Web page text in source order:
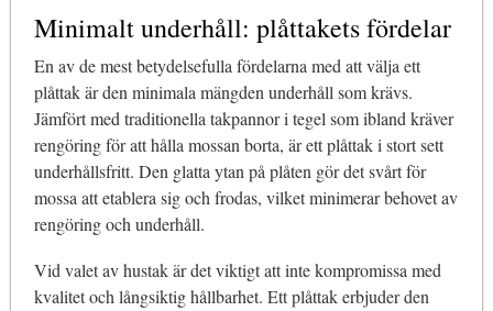
Minimalt underhåll: plåttakets fördelar
En av de mest betydelsefulla fördelarna med att välja ett
plåttak är den minimala mängden underhåll som krävs.
Jämfört med traditionella takpannor i tegel som ibland kräver
rengöring för att hålla mossan borta, är ett plåttak i stort sett
underhållsfritt. Den glatta ytan på plåten gör det svårt för
mossa att etablera sig och frodas, vilket minimerar behovet av
rengöring och underhåll.
Vid valet av hustak är det viktigt att inte kompromissa med
kvalitet och långsiktig hållbarhet. Ett plåttak erbjuder den